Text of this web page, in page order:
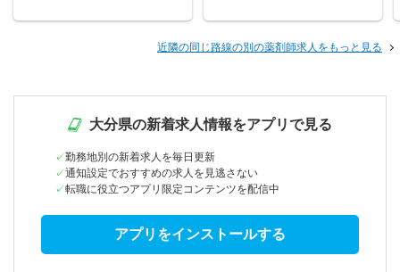
近隣の同じ路線の別の薬剤師求人をもっと見る
大分県の新着求人情報をアプリで見る
勤務地別の新着求人を毎日更新
通知設定でおすすめの求人を見逃さない
転職に役立つアプリ限定コンテンツを配信中
アプリをインストールする